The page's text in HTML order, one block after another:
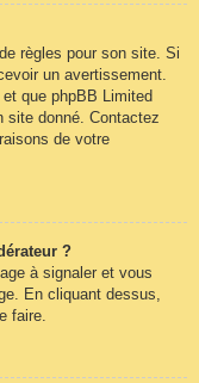
règles pour son site. Si
un avertissement.
et que phpBB Limited
site donné. Contactez
de votre
?
à signaler et vous
En cliquant dessus,
faire.